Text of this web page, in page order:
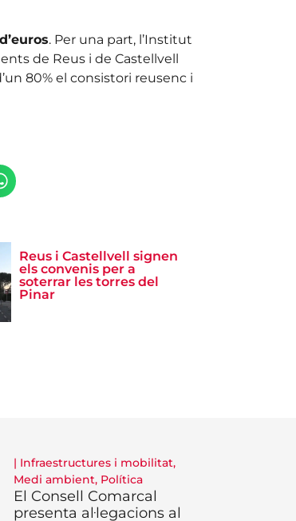
. Per una part, l’Institut
de Reus i de Castellvell
80% el consistori reusenc i
Reus i Castellvell signen
els convenis per a
soterrar les torres del
Pinar
| Infraestructures i mobilitat,
Medi ambient, Política
El Consell Comarcal
presenta al·legacions al